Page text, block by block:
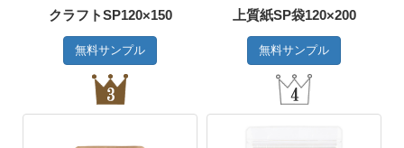
クラフトSP120×150
無料サンプル
上質紙SP袋120×200
無料サンプル